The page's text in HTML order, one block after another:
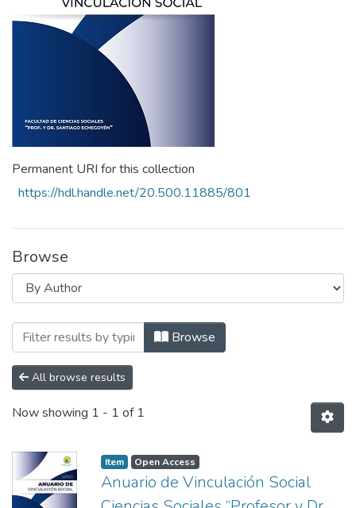
Permanent URI for this collection
https://hdl.handle.net/20.500.11885/801
Browse
Browsing Anurio de Vinculación Social
Browse
All browse results
Now showing 1 - 1 of 1
Item Open Access
Anuario de Vinculación Social